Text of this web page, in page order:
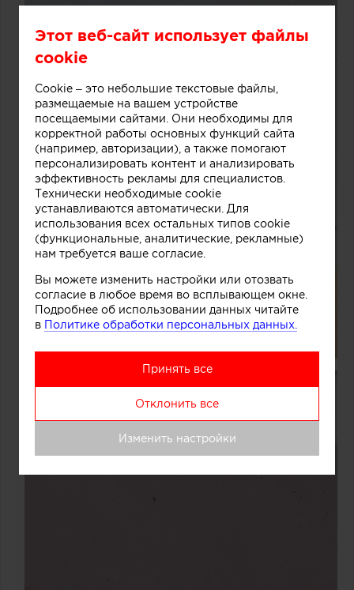
Этот веб-сайт использует файлы
cookie
Cookie – это небольшие текстовые файлы,
размещаемые на вашем устройстве
посещаемыми сайтами. Они необходимы для
корректной работы основных функций сайта
(например, авторизации), а также помогают
персонализировать контент и анализировать
эффективность рекламы для специалистов.
Технически необходимые cookie
устанавливаются автоматически. Для
использования всех остальных типов cookie
(функциональные, аналитические, рекламные)
нам требуется ваше согласие.
Вы можете изменить настройки или отозвать
согласие в любое время во всплывающем окне.
Подробнее об использовании данных читайте
в Политике обработки персональных данных.
Принять все
Отклонить все
Изменить настройки